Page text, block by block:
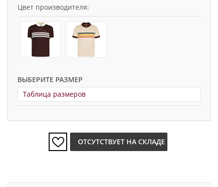
Цвет производителя:
ВЫБЕРИТЕ РАЗМЕР
Таблица размеров
ОТСУТСТВУЕТ НА СКЛАДЕ